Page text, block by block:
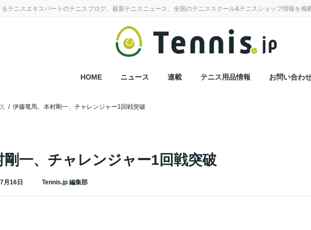
テニスエキスパートのテニスブログ、最新テニスニュース、全国のテニススクール&テニスショップ情報を掲
HOME ニュース 連載 テニス用品情報 お問い合わ
剛一、チャレンジャー1回戦突破
月16日 Tennis.jp 編集部
伊藤竜馬、本村剛一、チャレンジャー1回戦突破